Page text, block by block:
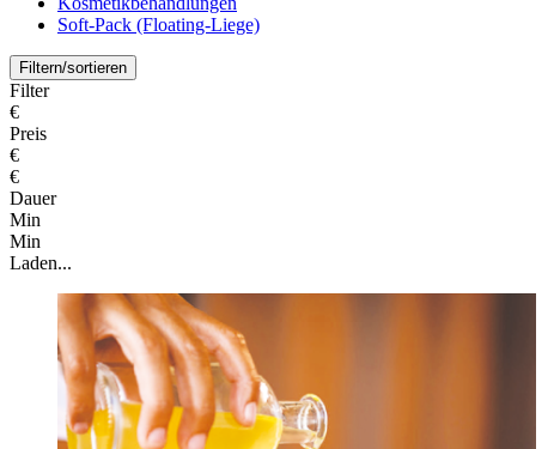
Soft-Pack (Floating-Liege)
Filtern/sortieren
Filter
€
Preis
€
€
Dauer
Min
Min
Laden...